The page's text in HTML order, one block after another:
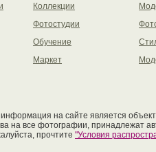
Коллекции
Фотостудии
Обучение
Маркет
информация на сайте является
на все фотографии, принадлежат
прочтите "Условия